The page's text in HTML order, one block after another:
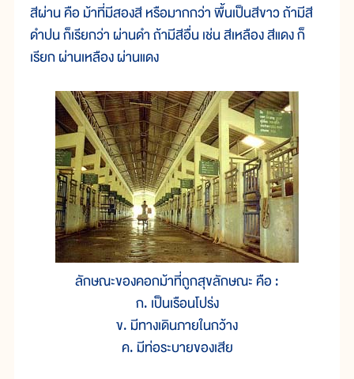
สีผ่าน คือ ม้าที่มีสองสี หรือมากกว่า พื้นเป็นสีขาว ถ้ามีสี
ดำปน ก็เรียกว่า ผ่านดำ ถ้ามีสีอื่น เช่น สีเหลือง สีแดง ก็
เรียก ผ่านเหลือง ผ่านแดง
ลักษณะของคอกม้าที่ถูกสุขลักษณะ คือ :
ก. เป็นเรือนโปร่ง
ข. มีทางเดินภายในกว้าง
ค. มีท่อระบายของเสีย